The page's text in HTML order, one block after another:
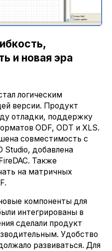
и новая эра
логическим
версии. Продукт
отладки, поддержку
ODF, ODT и XLS.
совместимость с
Studio, добавлена
Также
на матричных
компоненты для
интегрированы в
сделали продукт
Удобство
развиваться. Для